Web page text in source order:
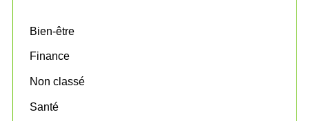
o
:
Bien-être
Finance
Non classé
Santé